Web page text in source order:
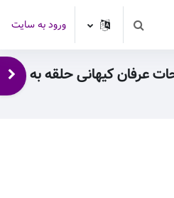
Toggle search inputورود به سایت
عرفان کیهانی حلقه به